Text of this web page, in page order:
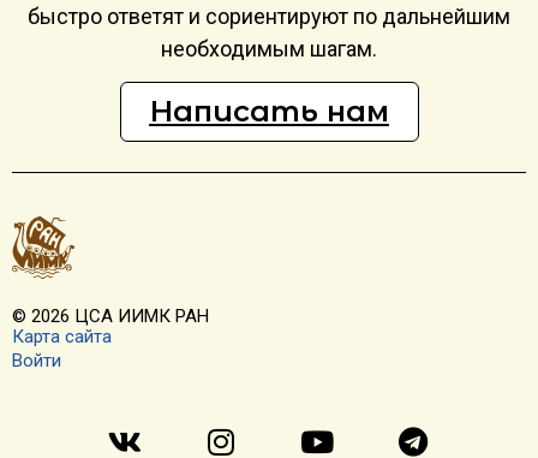
быстро ответят и сориентируют по дальнейшим
необходимым шагам.
Написать нам
© 2026 ЦСА ИИМК РАН
Карта сайта
Войти